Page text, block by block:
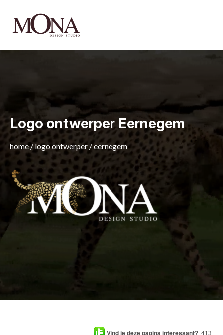
Logo ontwerper Eernegem
home/ logo ontwerper /eernegem
Vind je deze pagina interessant? 413